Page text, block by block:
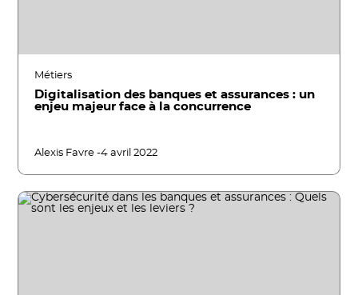
Métiers
Digitalisation des banques et assurances : un
enjeu majeur face à la concurrence
Alexis Favre -4 avril 2022